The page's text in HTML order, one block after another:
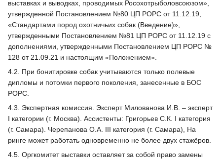
выставках и выводках, проводимых Росохотрыболовсоюзом»,
утвержденной Постановлением №80 ЦП РОРС от 11.12.19,
«Стандартами пород охотничьих собак (Введение)»,
утвержденными Постановлением №81 ЦП РОРС от 11.12.19 с
дополнениями, утвержденными Постановлением ЦП РОРС №
128 от 21.09.21 и настоящим «Положением».
4.2. При бонитировке собак учитываются только полевые
дипломы и потомки первого поколения, занесенные в БОС
РОРС.
4.3. Экспертная комиссия. Эксперт Милованова И.В. – эксперт
I категории (г. Москва). Ассистенты: Григорьев С.К. I категория
(г. Самара). Черепанова О.А. III категория (г. Самара), На
ринге может работать одновременно не более двух стажёров.
4.5. Оргкомитет выставки оставляет за собой право замены